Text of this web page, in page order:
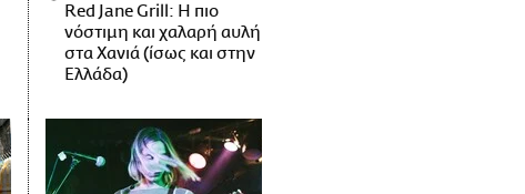
Red Jane Grill: Η πιο
νόστιμη και χαλαρή αυλή
στα Χανιά (ίσως και στην
Ελλάδα)